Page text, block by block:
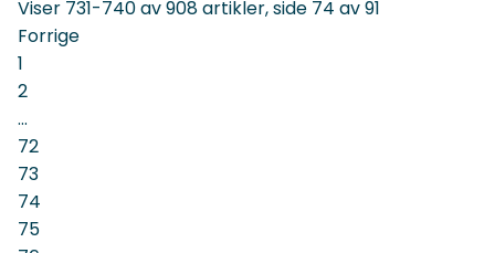
Viser 731-740av908artikler,side 74 av91
Forrige
1
2
...
72
73
74
75